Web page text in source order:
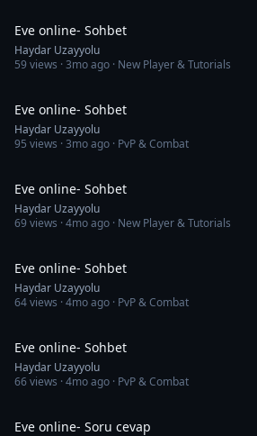
Eve online- Sohbet
Haydar Uzayyolu
59views ·3mo ago · New Player & Tutorials
Eve online- Sohbet
Haydar Uzayyolu
95 views ·3mo ago · PvP & Combat
Eve online- Sohbet
Haydar Uzayyolu
69views ·4mo ago · New Player & Tutorials
Eve online- Sohbet
Haydar Uzayyolu
64views ·4mo ago · PvP & Combat
Eve online- Sohbet
Haydar Uzayyolu
66views ·4mo ago · PvP & Combat
Eve online- Soru cevap